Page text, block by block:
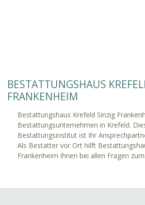
BESTATTUNGSHAUS
FRANKENHEIM
Bestattungshaus Krefeld Sinzig
Bestattungsunternehmen in Krefeld.
Bestattungsinstitut ist Ihr
Als Bestatter vor Ort hilft
Frankenheim Ihnen bei allen Fragen